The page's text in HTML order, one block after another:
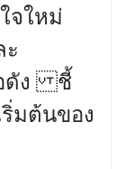
จใหม่
อดัง ชี้
มต้นของ